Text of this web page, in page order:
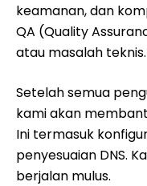
keamanan, dan
QA (Quality
atau masalah teknis.
Setelah semua
kami akan
Ini termasuk
penyesuaian DNS.
berjalan mulus.